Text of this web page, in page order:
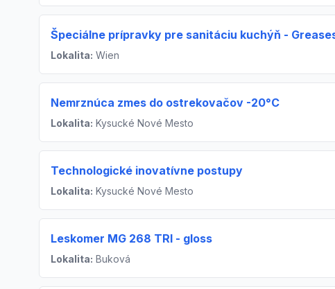
Špeciálne prípravky pre sanitáciu kuchýň -
Lokalita: Wien
Nemrznúca zmes do ostrekovačov -20°C
Lokalita: Kysucké Nové Mesto
Technologické inovatívne postupy
Lokalita: Kysucké Nové Mesto
Leskomer MG 268 TRI - gloss
Lokalita: Buková